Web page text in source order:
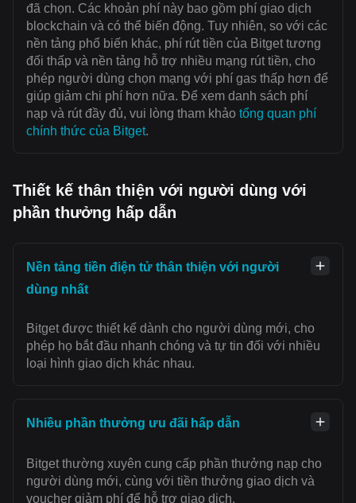
đã chọn. Các khoản phí này bao gồm phí giao dịch
blockchain và có thể biến động. Tuy nhiên, so với các
nền tảng phổ biến khác, phí rút tiền của Bitget tương
đối thấp và nền tảng hỗ trợ nhiều mạng rút tiền, cho
phép người dùng chọn mạng với ‌phí gas thấp hơn để
giúp giảm chi phí hơn nữa. Để xem danh sách phí
nạp và rút đầy đủ, vui lòng tham khảo tổng quan phí
chính thức của Bitget.
Thiết kế thân thiện với người dùng với
phần thưởng hấp dẫn
Nền tảng tiền điện tử thân thiện với người
dùng nhất
Bitget được thiết kế dành cho người dùng mới, cho
phép họ bắt đầu nhanh chóng và tự tin đối với nhiều
loại hình giao dịch khác nhau.
Nhiều phần thưởng ưu đãi hấp dẫn
Bitget thường xuyên cung cấp phần thưởng nạp cho
người dùng mới, cùng với tiền thưởng giao dịch và
voucher giảm phí để hỗ trợ giao dịch.